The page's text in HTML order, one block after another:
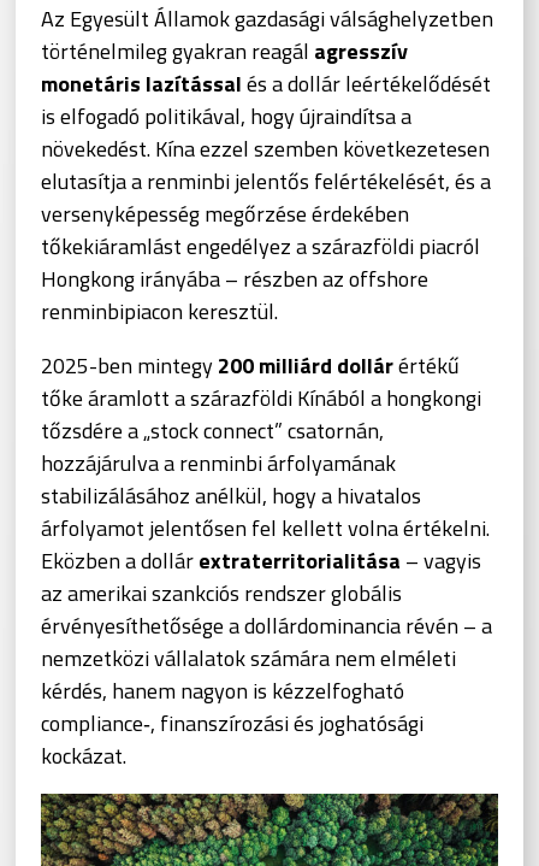
Az Egyesült Államok gazdasági válsághelyzetben
történelmileg gyakran reagál agresszív
monetáris lazítássalés a dollár leértékelődését
is elfogadó politikával, hogy újraindítsa a
növekedést. Kína ezzel szemben következetesen
elutasítja a renminbi jelentős felértékelését, és a
versenyképesség megőrzése érdekében
tőkekiáramlást engedélyez a szárazföldi piacról
Hongkong irányába – részben az offshore
renminbipiacon keresztül.
2025-ben mintegy200 milliárd dollárértékű
tőke áramlott a szárazföldi Kínából a hongkongi
tőzsdére a „stock connect” csatornán,
hozzájárulva a renminbi árfolyamának
stabilizálásához anélkül, hogy a hivatalos
árfolyamot jelentősen fel kellett volna értékelni.
Eközben a dollárextraterritorialitása – vagyis
az amerikai szankciós rendszer globális
érvényesíthetősége a dollárdominancia révén – a
nemzetközi vállalatok számára nem elméleti
kérdés, hanem nagyon is kézzelfogható
compliance‑, finanszírozási és joghatósági
kockázat.